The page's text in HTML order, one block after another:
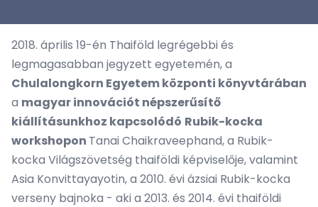
2018. április 19-én Thaiföld legrégebbi és
legmagasabban jegyzett egyetemén, a
Chulalongkorn Egyetem központi könyvtárában
a magyar innovációt népszerűsítő
kiállításunkhoz kapcsolódó Rubik-kocka
workshopon Tanai Chaikraveephand, a Rubik-
kocka Világszövetség thaiföldi képviselője, valamint
Asia Konvittayayotin, a 2010. évi ázsiai Rubik-kocka
verseny bajnoka - aki a 2013. és 2014. évi thaiföldi